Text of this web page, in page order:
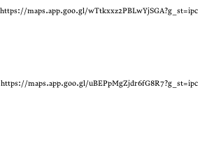
https://maps.app.goo.gl/uBEPpMgZjdr6fG8R7?g_st=ipc